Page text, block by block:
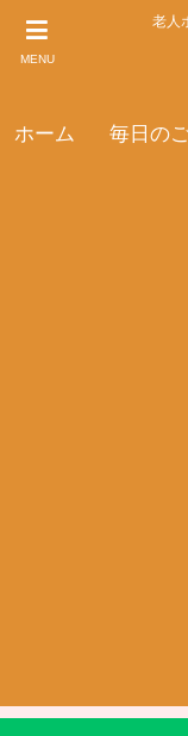
MENU
老人
ホーム 毎日の